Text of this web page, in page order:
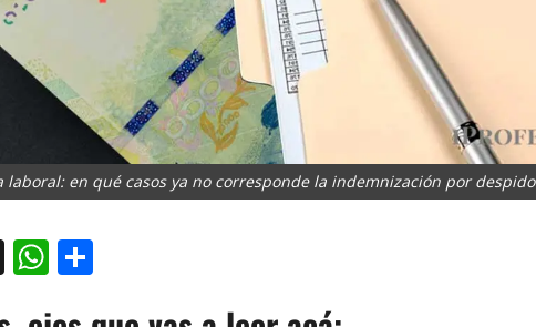
laboral: en qué casos ya no corresponde la indemnización por despido
Threads
WhatsApp